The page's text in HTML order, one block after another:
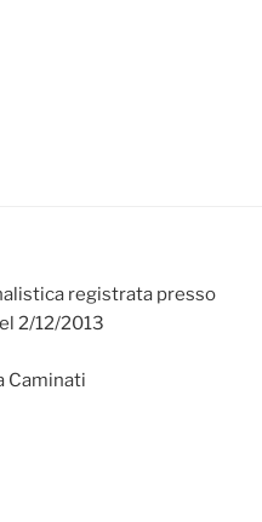
registrata presso
2/12/2013
Caminati